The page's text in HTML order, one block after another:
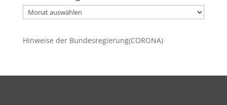
Ältere
Beiträge
Hinweise der Bundesregierung(CORONA)